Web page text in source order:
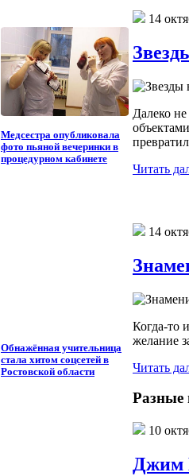
Медсестра опубликовала
фото пьяной вечеринки в
процедурном кабинете
14
Далеко
Читать
Обнажённая учительница
стала хитом соцсетей в
Ростовской области
14
Когда-то
желание
Читать
Разные
10
Джим